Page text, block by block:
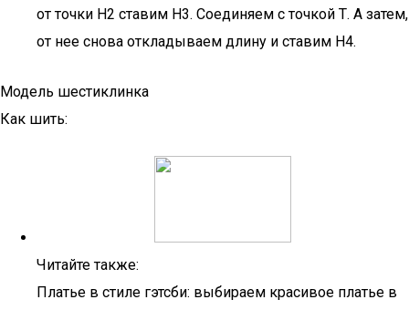
от точки Н2 ставим Н3. Соединяем с точкой Т. А затем,
от нее снова откладываем длину и ставим Н4.
Модель шестиклинка
Как шить:
Читайте также:
Платье в стиле гэтсби: выбираем красивое платье в